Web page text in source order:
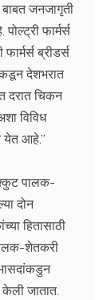
बाबत जनजागृती
फार्मर्स
ब्रीडर्स
देशभरात
दरात चिकन
विविध
येत आहे.”
पालक-
दोन
हितासाठी
शेतकरी
जातात.